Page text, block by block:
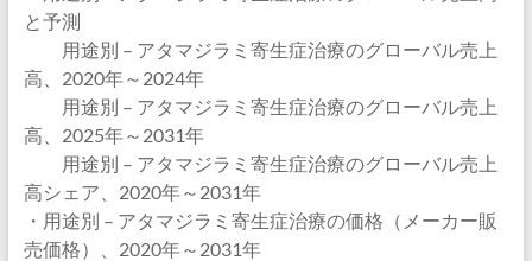
と予測
用途別 – アタマジラミ寄生症治療のグローバル売上
高、2020年～2024年
用途別 – アタマジラミ寄生症治療のグローバル売上
高、2025年～2031年
用途別 – アタマジラミ寄生症治療のグローバル売上
高シェア、2020年～2031年
・用途別 – アタマジラミ寄生症治療の価格（メーカー販
売価格）、2020年～2031年